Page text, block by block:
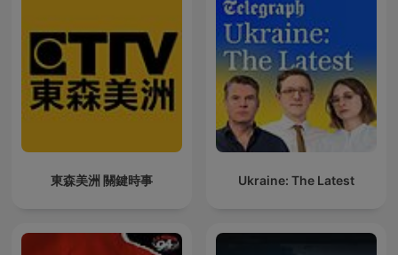
東森美洲 關鍵時事 Ukraine: The Latest